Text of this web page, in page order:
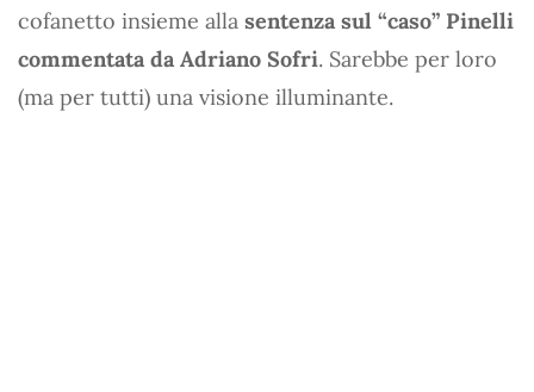
cofanetto insieme alla sentenza sul “caso” Pinelli
commentata da Adriano Sofri. Sarebbe per loro
(ma per tutti) una visione illuminante.